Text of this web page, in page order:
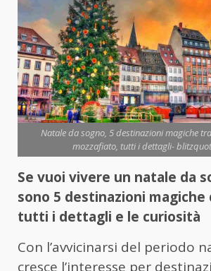
Natale da sogno, 5 destinazioni magiche
mozzafiato, tutti i dettagli-
Se vuoi vivere un natale da
sono 5 destinazioni magiche
tutti i dettagli e le curiosità
Con l’avvicinarsi del periodo
cresce l’interesse per